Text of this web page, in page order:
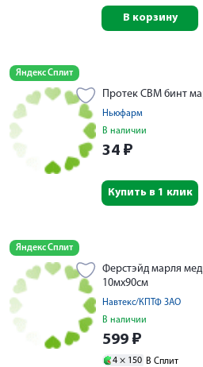
В корзину
Яндекс Сплит
Протек СВМ бинт
Ньюфарм
В наличии
34 ₽
Купить в 1 клик
Яндекс Сплит
Ферстэйд марля
10мх90см
Навтекс/КПТФ ЗАО
В наличии
599 ₽
4 × 150 В Сплит